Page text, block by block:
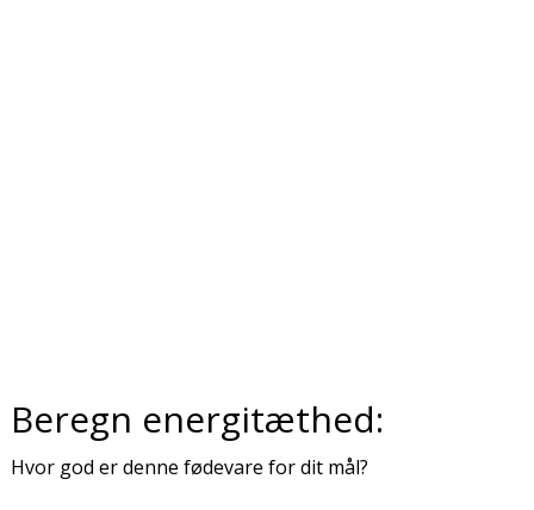
Beregn energitæthed:
Hvor god er denne fødevare for dit mål?